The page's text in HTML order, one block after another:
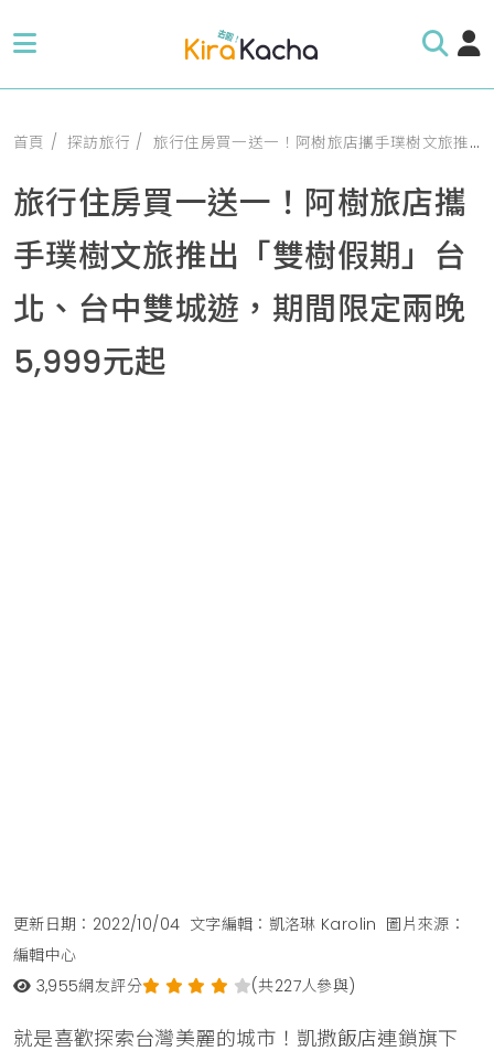
首頁 探訪旅行 旅行住房買一送一！阿樹旅店攜手璞樹文旅推出「雙樹假期」台北、台中雙城遊，期間限定兩晚5,999元起
旅行住房買一送一！阿樹旅店攜
手璞樹文旅推出「雙樹假期」台
北、台中雙城遊，期間限定兩晚
5,999元起
更新日期：2022/10/04 文字編輯：凱洛琳 Karolin 圖片來源：
編輯中心
3,955網友評分 (共227人參與)
就是喜歡探索台灣美麗的城市！凱撒飯店連鎖旗下